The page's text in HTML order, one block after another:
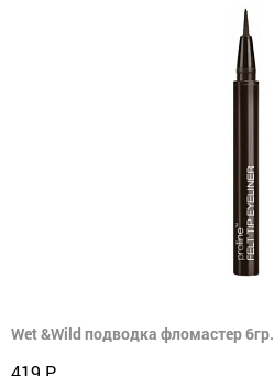
Wet &Wild подводка фломастер 6гр.